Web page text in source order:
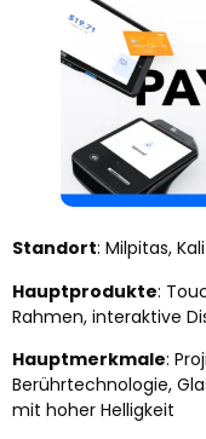
Standort: Milpitas,
Hauptprodukte:
Rahmen, interaktive
Hauptmerkmale:
Berührtechnologie,
mit hoher Helligkeit